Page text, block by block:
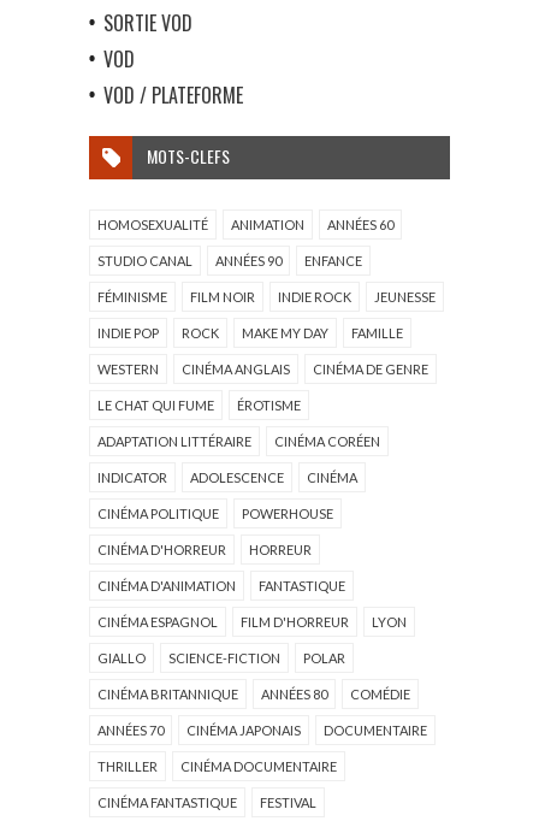
SORTIE VOD
VOD
VOD / PLATEFORME
MOTS-CLEFS
HOMOSEXUALITÉ ANIMATION ANNÉES 60
STUDIO CANAL ANNÉES 90 ENFANCE
FÉMINISME FILM NOIR INDIE ROCK JEUNESSE
INDIE POP ROCK MAKE MY DAY FAMILLE
WESTERN CINÉMA ANGLAIS CINÉMA DE GENRE
LE CHAT QUI FUME ÉROTISME
ADAPTATION LITTÉRAIRE CINÉMA CORÉEN
INDICATOR ADOLESCENCE CINÉMA
CINÉMA POLITIQUE POWERHOUSE
CINÉMA D'HORREUR HORREUR
CINÉMA D'ANIMATION FANTASTIQUE
CINÉMA ESPAGNOL FILM D'HORREUR LYON
GIALLO SCIENCE-FICTION POLAR
CINÉMA BRITANNIQUE ANNÉES 80 COMÉDIE
ANNÉES 70 CINÉMA JAPONAIS DOCUMENTAIRE
THRILLER CINÉMA DOCUMENTAIRE
CINÉMA FANTASTIQUE FESTIVAL